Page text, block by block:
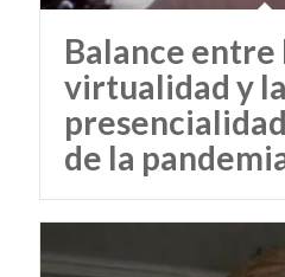
Balance entre
virtualidad y la
de la